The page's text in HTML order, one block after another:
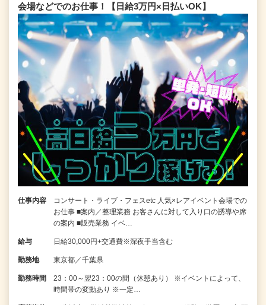
会場などでのお仕事！【日給3万円×日払いOK】
仕事内容
コンサート・ライブ・フェスetc 人気×レアイベント会場での
お仕事 ■案内／整理業務 お客さんに対して入り口の誘導や席
の案内 ■販売業務 イベ…
給与 日給30,000円+交通費※深夜手当含む
勤務地 東京都／千葉県
勤務時間
23：00～翌23：00の間（休憩あり） ※イベントによって、
時間帯の変動あり ※一定…